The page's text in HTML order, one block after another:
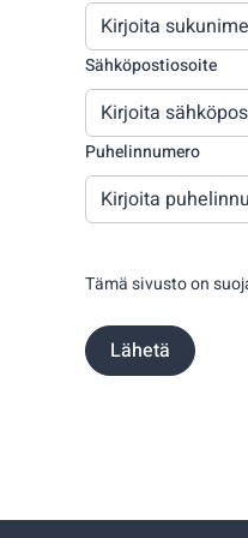
Sähköpostiosoite
Puhelinnumero
Tämä sivusto on
Lähetä